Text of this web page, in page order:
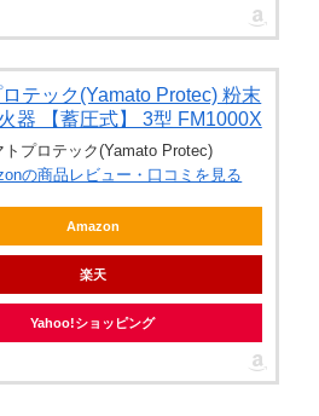
テック(Yamato Protec) 粉末
器 【蓄圧式】 3型 FM1000X
トプロテック(Yamato Protec)
の商品レビュー・口コミを見る
Amazon
楽天
Yahoo!ショッピング